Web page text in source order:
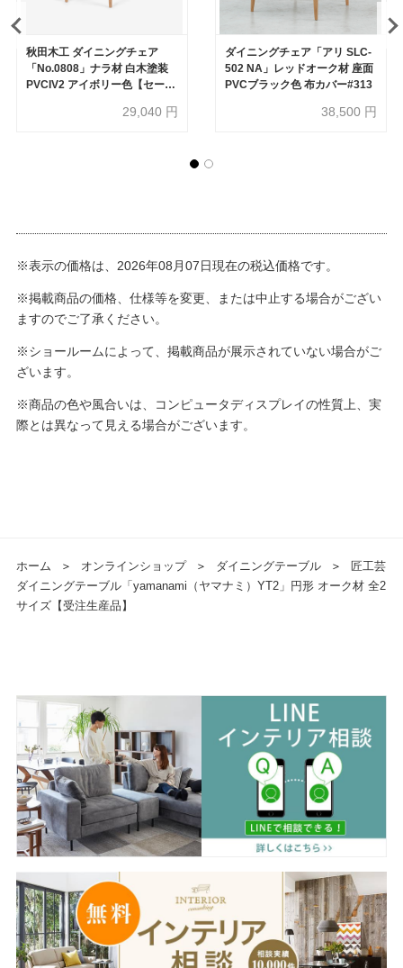
秋田木工 ダイニングチェア
「No.0808」ナラ材 白木塗装
PVCIV2 アイボリー色【セール
29,040 円
ダイニングチェア「アリ SLC-
502 NA」レッドオーク材 座面
PVCブラック色 布カバー#313
38,500 円
※表示の価格は、2026年08月07日現在の税込価格です。
※掲載商品の価格、仕様等を変更、または中止する場合がござい
ますのでご了承ください。
※ショールームによって、掲載商品が展示されていない場合がご
ざいます。
※商品の色や風合いは、コンピュータディスプレイの性質上、実
際とは異なって見える場合がございます。
ホーム ＞ オンラインショップ ＞ ダイニングテーブル ＞
匠工芸
ダイニングテーブル「yamanami（ヤマナミ）YT2」円形 オーク材 全2
サイズ【受注生産品】